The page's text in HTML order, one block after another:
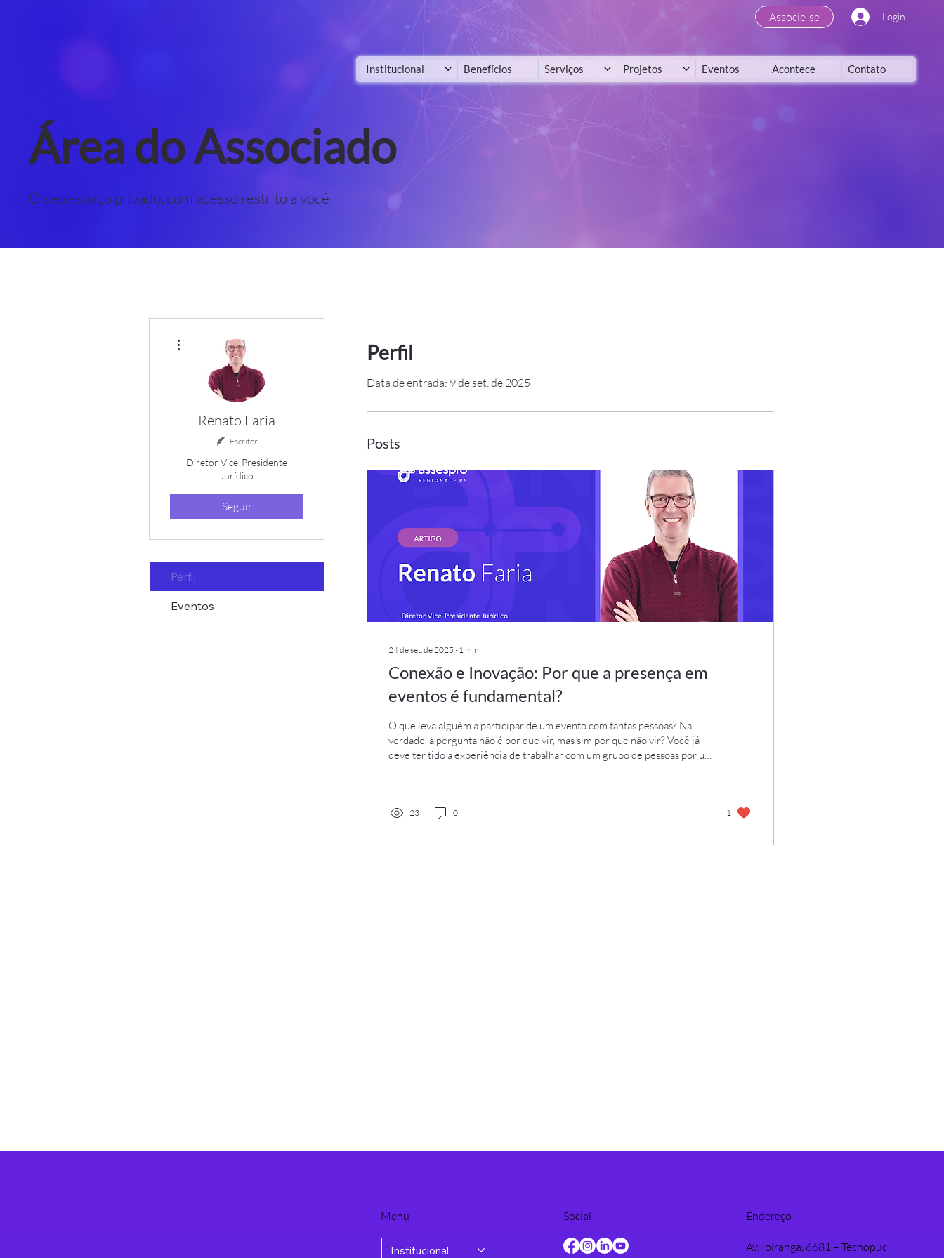
Associe-se Login
Institucional Benefícios Serviços Projetos Eventos Acontece Contato
Área do Associado
O seu espaço privado, com acesso restrito a você
Renato Faria
Escritor
Diretor Vice-Presidente
Jurídico
Seguir
Perfil
Eventos
Perfil
Data de entrada: 9 de set. de 2025
Posts
24 de set. de 2025 ∙ 1 min
Conexão e Inovação: Por que a presença em
eventos é fundamental?
O que leva alguém a participar de um evento com tantas pessoas? Na
verdade, a pergunta não é por que vir, mas sim por que não vir? Você já
deve ter tido a experiência de trabalhar com um grupo de pessoas por um
ocorre quando atuamos de forma isolada, sem se conectar em um
23 0 1
Menu
Institucional
Social Endereço
Av. Ipiranga, 6681 – Tecnopuc